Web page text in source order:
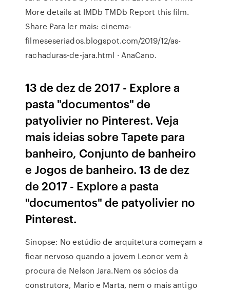
More details at IMDb TMDb Report this film.
Share Para ler mais: cinema-
filmeseseriados.blogspot.com/2019/12/as-
rachaduras-de-jara.html · AnaCano.
13 de dez de 2017 - Explore a
pasta "documentos" de
patyolivier no Pinterest. Veja
mais ideias sobre Tapete para
banheiro, Conjunto de banheiro
e Jogos de banheiro. 13 de dez
de 2017 - Explore a pasta
"documentos" de patyolivier no
Pinterest.
Sinopse: No estúdio de arquitetura começam a
ficar nervoso quando a jovem Leonor vem à
procura de Nelson Jara.Nem os sócios da
construtora, Mario e Marta, nem o mais antigo